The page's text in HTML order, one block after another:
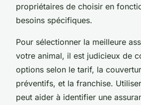
propriétaires de choisir en
besoins spécifiques.
Pour sélectionner la meilleure
votre animal, il est judicieux de
options selon le tarif, la
préventifs, et la franchise.
peut aider à identifier une